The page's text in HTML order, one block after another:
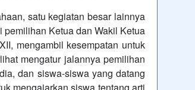
satu kegiatan besar lainnya
Ketua dan Wakil Ketua
mengambil kesempatan untuk
mengatur jalannya pemilihan
dan siswa-siswa yang datang